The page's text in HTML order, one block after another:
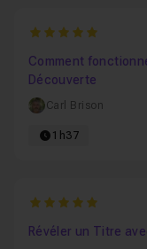
5
Comment
Découverte
Carl Brison
1h37
5
Révéler un Titre